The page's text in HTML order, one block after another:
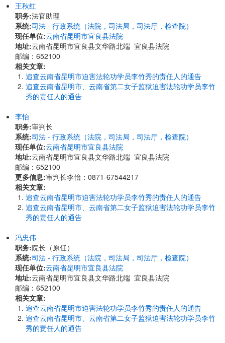
王秋红
职务:法官助理
系统:司法 - 行政系统（法院，司法局，司法厅，检查院）
现任单位:云南省昆明市宜良县法院
地址:云南省昆明市宜良县文华路北端 宜良县法院
邮编：652100
相关文章:
追查云南省昆明市迫害法轮功学员李竹秀的责任人的通告
追查云南省昆明市、云南省第二女子监狱迫害法轮功学员李竹
秀的责任人的通告
李怡
职务:审判长
系统:司法 - 行政系统（法院，司法局，司法厅，检查院）
现任单位:云南省昆明市宜良县法院
地址:云南省昆明市宜良县文华路北端 宜良县法院
邮编：652100
更多信息:审判长李怡：0871-67544217
相关文章:
追查云南省昆明市迫害法轮功学员李竹秀的责任人的通告
追查云南省昆明市、云南省第二女子监狱迫害法轮功学员李竹
秀的责任人的通告
冯忠伟
职务:院长（原任）
系统:司法 - 行政系统（法院，司法局，司法厅，检查院）
现任单位:云南省昆明市宜良县法院
地址:云南省昆明市宜良县文华路北端 宜良县法院
邮编：652100
相关文章:
追查云南省昆明市迫害法轮功学员李竹秀的责任人的通告
追查云南省昆明市、云南省第二女子监狱迫害法轮功学员李竹
秀的责任人的通告